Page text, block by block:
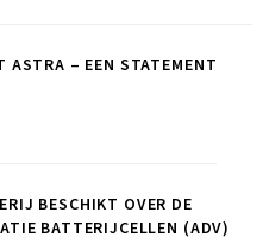
ASTRA – EEN STATEMENT
BESCHIKT OVER DE
BATTERIJCELLEN (ADV)